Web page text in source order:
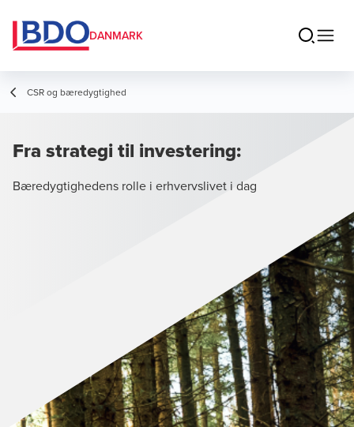
DANMARK
CSR og bæredygtighed
Fra strategi til investering:
Bæredygtighedens rolle i erhvervslivet i dag